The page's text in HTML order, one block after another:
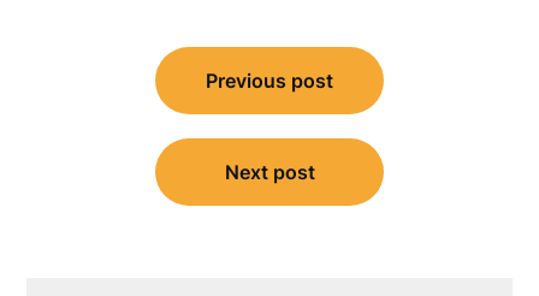
Indlægsnavigation
Previous post
Next post